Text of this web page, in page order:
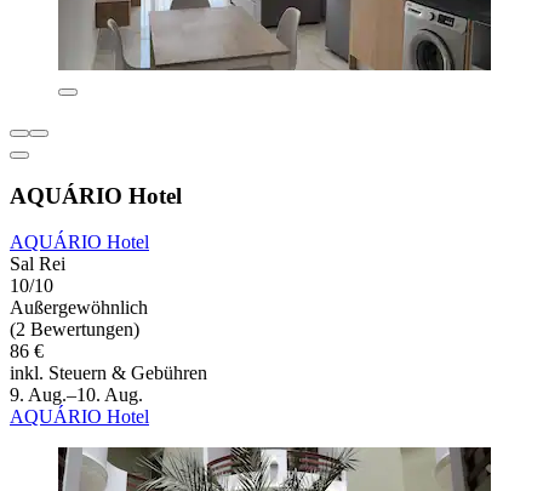
AQUÁRIO Hotel
AQUÁRIO Hotel
Sal Rei
10/10
Außergewöhnlich
(2 Bewertungen)
86 €
inkl. Steuern & Gebühren
9. Aug.–10. Aug.
AQUÁRIO Hotel